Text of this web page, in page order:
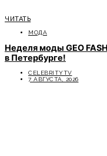
ЧИТАТЬ
МОДА
Неделя моды GEO
в Петербурге!
CELEBRITYTV
7 АВГУСТА, 2026